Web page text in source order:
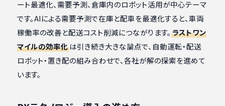
ート最適化、需要予測、倉庫内のロボット活用が中心テーマ
です。AIによる需要予測で在庫と配車を最適化すると、車両
稼働率の改善と配送コスト削減につながります。 ラストワン
マイルの効率化は引き続き大きな論点で、自動運転・配送
ロボット・置き配の組み合わせで、各社が解の探索を進めて
います。